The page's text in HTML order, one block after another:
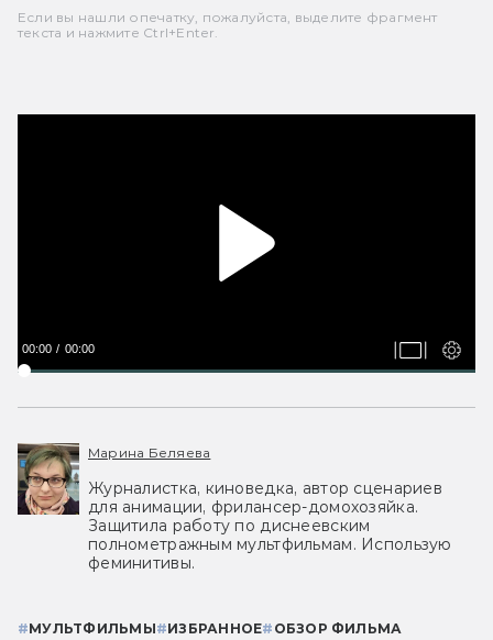
Если вы нашли опечатку, пожалуйста, выделите фрагмент
текста и нажмите Ctrl+Enter.
00:00 00:00
Марина Беляева
Журналистка, киноведка, автор сценариев
для анимации, фрилансер-домохозяйка.
Защитила работу по диснеевским
полнометражным мультфильмам. Использую
феминитивы.
#МУЛЬТФИЛЬМЫ#ИЗБРАННОЕ# ОБЗОР ФИЛЬМА